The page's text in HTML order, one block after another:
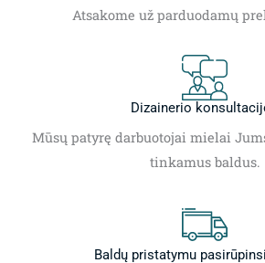
Atsakome už parduodamų
Dizainerio
Mūsų patyrę darbuotojai mielai
tinkamus baldus.
Baldų pristatymu